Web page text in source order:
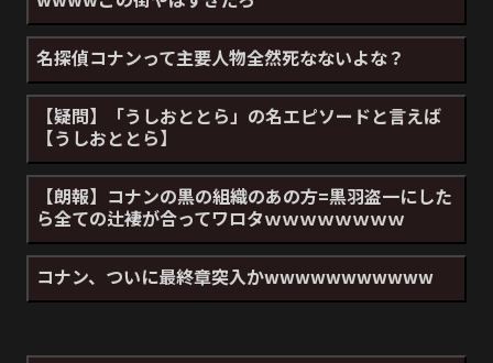
名探偵コナンって主要人物全然死なないよな？
【疑問】「うしおととら」の名エピソードと言えば
【うしおととら】
【朗報】コナンの黒の組織のあの方=黒羽盗一にした
ら全ての辻褄が合ってワロタｗｗｗｗｗｗｗｗ
コナン、ついに最終章突入かwwwwwwwwwww